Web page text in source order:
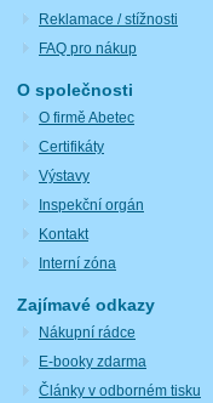
Reklamace / stížnosti
FAQ pro nákup
O společnosti
O firmě Abetec
Certifikáty
Výstavy
Inspekční orgán
Kontakt
Interní zóna
Zajímavé odkazy
Nákupní rádce
E-booky zdarma
Články v odborném tisku